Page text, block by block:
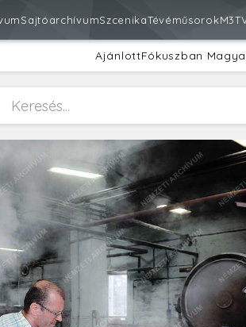
SajtóarchívumSzcenikaTévéműsorokM3
AjánlottFókuszban